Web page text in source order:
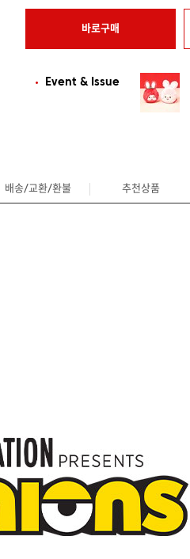
바로구매
Event & Issue
배송/교환/환불 추천상품